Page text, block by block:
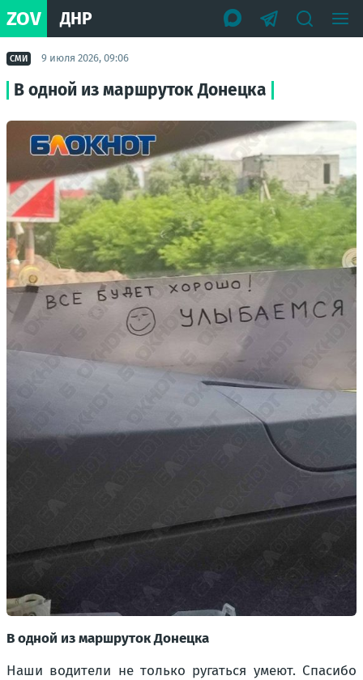
ZOV ДНР
СМИ 9 июля 2026, 09:06
В одной из маршруток Донецка
В одной из маршруток Донецка
Наши водители не только ругаться умеют. Спасибо